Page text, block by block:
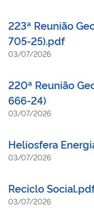
223ª Reunião
705-25).pdf
03/07/2026
220ª Reunião
666-24)
03/07/2026
Heliosfera
03/07/2026
Reciclo
03/07/2026